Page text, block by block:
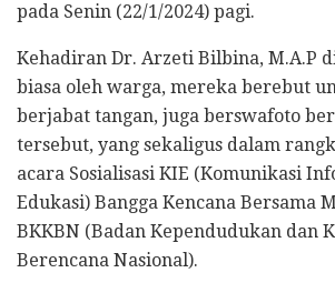
pada Senin (22/1/2024) pagi.
Kehadiran Dr. Arzeti Bilbina, M.A.P
biasa oleh warga, mereka berebut
berjabat tangan, juga berswafoto
tersebut, yang sekaligus dalam
acara Sosialisasi KIE (Komunikasi
Edukasi) Bangga Kencana Bersama
BKKBN (Badan Kependudukan dan
Berencana Nasional).